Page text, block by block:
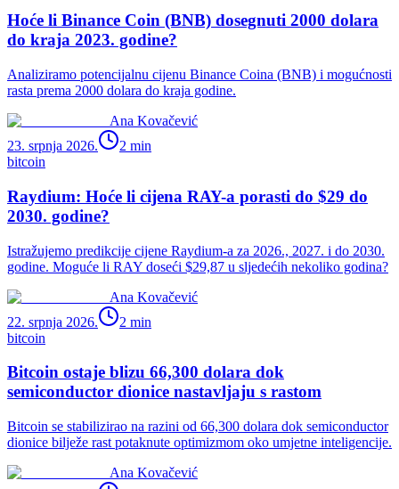
Hoće li Binance Coin (BNB) dosegnuti 2000 dolara
do kraja 2023. godine?
Analiziramo potencijalnu cijenu Binance Coina (BNB) i mogućnosti
rasta prema 2000 dolara do kraja godine.
Ana Kovačević
23. srpnja 2026.
2 min
bitcoin
Raydium: Hoće li cijena RAY-a porasti do $29 do
2030. godine?
Istražujemo predikcije cijene Raydium-a za 2026., 2027. i do 2030.
godine. Moguće li RAY doseći $29,87 u sljedećih nekoliko godina?
Ana Kovačević
22. srpnja 2026.
2 min
bitcoin
Bitcoin ostaje blizu 66,300 dolara dok
semiconductor dionice nastavljaju s rastom
Bitcoin se stabilizirao na razini od 66,300 dolara dok semiconductor
dionice bilježe rast potaknute optimizmom oko umjetne inteligencije.
Ana Kovačević